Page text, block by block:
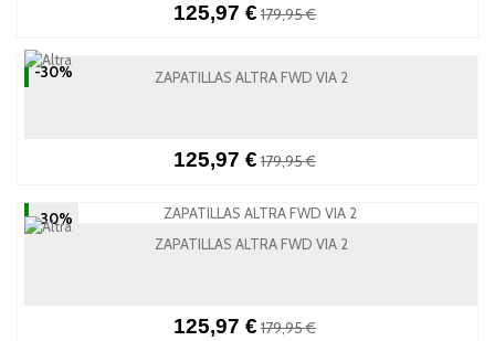
125,97 € 179,95 €
-30% ZAPATILLAS ALTRA FWD VIA 2
125,97 € 179,95 €
-30%
ZAPATILLAS ALTRA FWD VIA 2
125,97 € 179,95 €